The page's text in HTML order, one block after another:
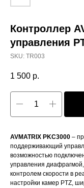
Контроллер
управления
SKU: TR003
1 500 р.
AVMATRIX PKC3000 –
поддерживающий
возможностью
управления
контролем скорости в
настройки камер PTZ,